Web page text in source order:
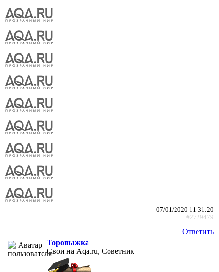
07/01/2020 11:31:20
#2729479
Ответить
Торопыжка
Свой на Aqa.ru, Советник